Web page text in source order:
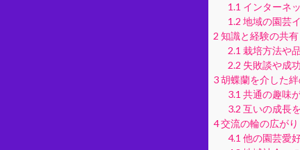
1.1 インターネ
1.2 地域の園芸
2 知識と経験の共有
2.1 栽培方法や
2.2 失敗談や成
3胡蝶蘭を介した絆
3.1 共通の趣味
3.2 互いの成長
4交流の輪の広がり
4.1 他の園芸愛